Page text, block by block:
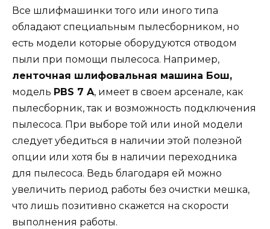
Все шлифмашинки того или иного типа
обладают специальным пылесборником, но
есть модели которые оборудуются отводом
пыли при помощи пылесоса. Например,
ленточная шлифовальная машина Бош,
модель PBS 7 A, имеет в своем арсенале, как
пылесборник, так и возможность подключения
пылесоса. При выборе той или иной модели
следует убедиться в наличии этой полезной
опции или хотя бы в наличии переходника
для пылесоса. Ведь благодаря ей можно
увеличить период работы без очистки мешка,
что лишь позитивно скажется на скорости
выполнения работы.